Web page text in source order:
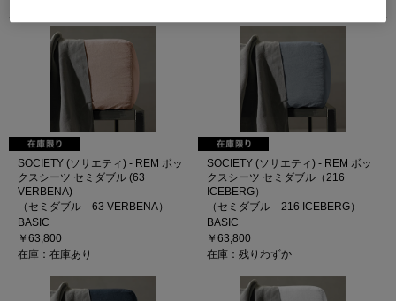
SOCIETY (ソサエティ) - REM ボッ
クスシーツ セミダブル (63
VERBENA)
（セミダブル 63 VERBENA）
BASIC
￥63,800
在庫：在庫あり
SOCIETY (ソサエティ) - REM ボッ
クスシーツ セミダブル（216
ICEBERG）
（セミダブル 216 ICEBERG）
BASIC
￥63,800
在庫：残りわずか